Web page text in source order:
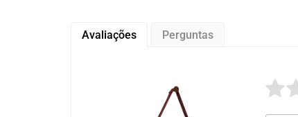
Avaliações Perguntas